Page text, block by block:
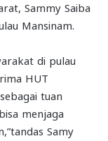
Sammy Saiba
Mansinam.
di pulau
HUT
tuan
menjaga
Samy